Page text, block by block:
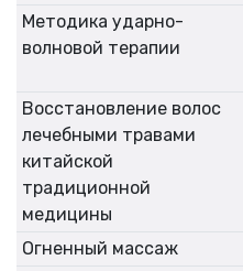
Методика ударно-
волновой терапии
Восстановление волос
лечебными травами
китайской
традиционной
медицины
Огненный массаж